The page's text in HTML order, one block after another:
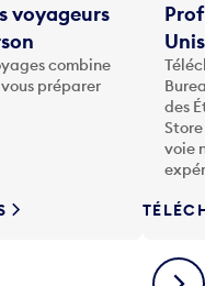
voyageurs
combine
préparer
des
voie